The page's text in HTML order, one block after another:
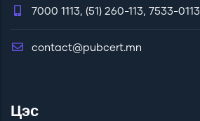
7000 1113, (51) 260-113, 7533-0113
contact@pubcert.mn
Цэс